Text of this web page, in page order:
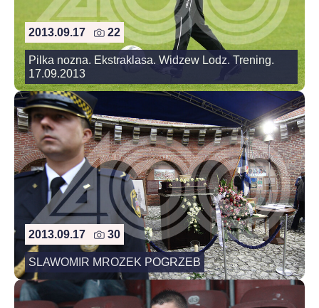
2013.09.17 22
Pilka nozna. Ekstraklasa. Widzew Lodz. Trening.
17.09.2013
2013.09.17 30
SLAWOMIR MROZEK POGRZEB